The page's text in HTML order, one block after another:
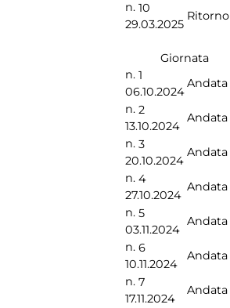
n. 10
29.03.2025
Ritorno
Giornata
n. 1
06.10.2024
Andata
n. 2
13.10.2024
Andata
n. 3
20.10.2024
Andata
n. 4
27.10.2024
Andata
n. 5
03.11.2024
Andata
n. 6
10.11.2024
Andata
n. 7
17.11.2024
Andata